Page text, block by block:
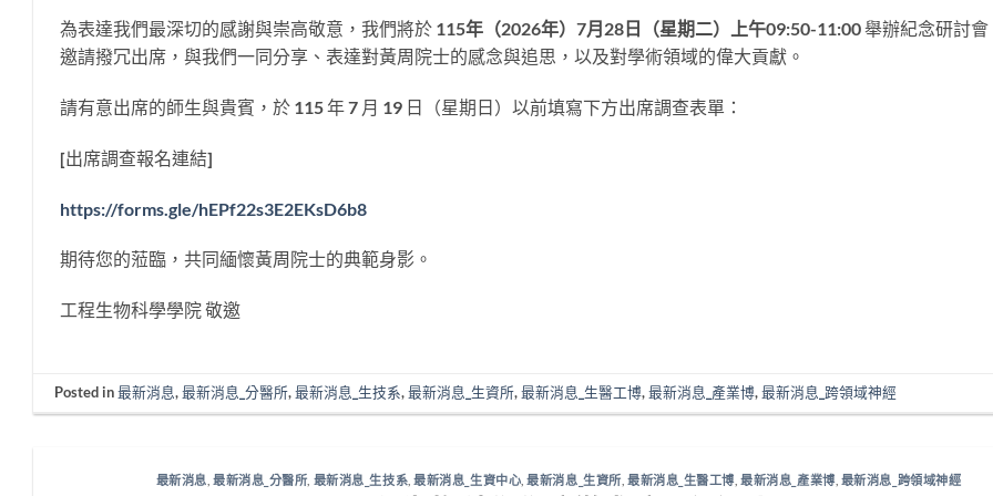
為表達我們最深切的感謝與崇高敬意，我們將於 115年（2026年） 7月28日（星期二）上午09:50-11:00舉辦紀念研討會
邀請撥冗出席，與我們一同分享、表達對黃周院士的感念與追思，以及對學術領域的偉大貢獻。
請有意出席的師生與貴賓，於 115 年 7 月 19 日（星期日）以前填寫下方出席調查表單：
[出席調查報名連結]
https://forms.gle/hEPf22s3E2EKsD6b8
期待您的蒞臨，共同緬懷黃周院士的典範身影。
工程生物科學學院 敬邀
Posted in最新消息,最新消息_分醫所,最新消息_生技系,最新消息_生資所,最新消息_生醫工博,最新消息_產業博,最新消息_跨領域神經
最新消息 最新消息_分醫所 最新消息_生技系 ,最新消息_生資中心 ,最新消息_生資所 最新消息_生醫工博 ,最新消息_產業博, 最新消息_跨領域神經